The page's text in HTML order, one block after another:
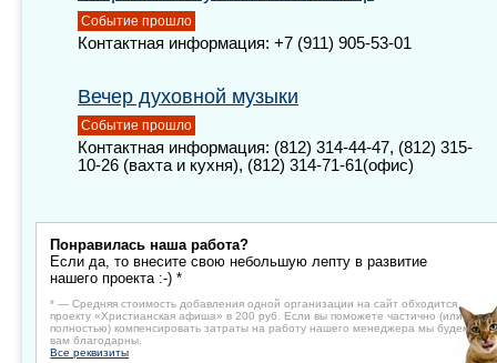
Событие прошло
Контактная информация: +7 (911) 905-53-01
Вечер духовной музыки
Событие прошло
Контактная информация: (812) 314-44-47, (812) 315-
10-26 (вахта и кухня), (812) 314-71-61(офис)
Понравилась наша работа?
Если да, то внесите свою небольшую лепту в развитие
нашего проекта :-) *
* — Средняя стоимость добавления одной организации на сайт обходится
проекту «Христианская афиша» в 200 руб. Если вы поможете частично (или
полностью) компенсировать затраты на работу нашего менеджера мы будем
вам благодарны.
Все реквизиты